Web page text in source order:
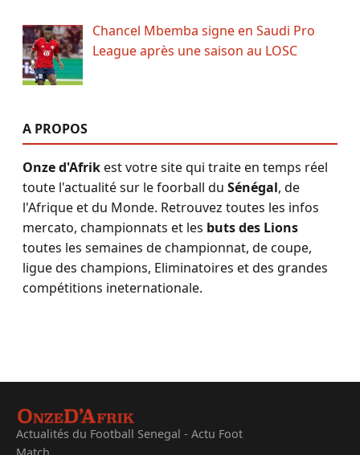
Chancel Mbemba signe en Saudi Pro
League après une saison au LOSC
A PROPOS
Onze d'Afrikest votre site qui traite en temps réel
toute l'actualité sur le foorball du Sénégal, de
l'Afrique et du Monde. Retrouvez toutes les infos
mercato, championnats et les buts des Lions
toutes les semaines de championnat, de coupe,
ligue des champions, Eliminatoires et des grandes
compétitions ineternationale.
Actualités du Football Senegal - Actu Foot